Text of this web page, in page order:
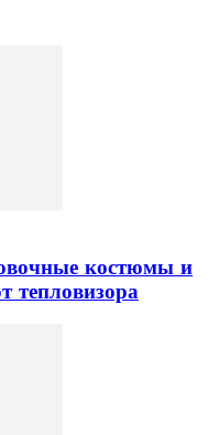
костюмы и
тепловизора